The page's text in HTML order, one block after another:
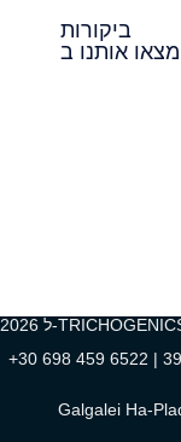
ביקורות
מצאו אותנו ב
+30 698 459 6522 |
Galgalei Ha-